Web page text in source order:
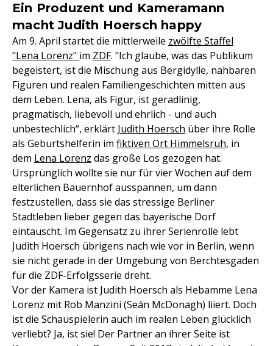
Ein Produzent und Kameramann
macht Judith Hoersch happy
Am 9. April startet die mittlerweile zwölfte Staffel
"Lena Lorenz" im ZDF. "Ich glaube, was das Publikum
begeistert, ist die Mischung aus Bergidylle, nahbaren
Figuren und realen Familiengeschichten mitten aus
dem Leben. Lena, als Figur, ist geradlinig,
pragmatisch, liebevoll und ehrlich - und auch
unbestechlich“, erklärt Judith Hoersch über ihre Rolle
als Geburtshelferin im fiktiven Ort Himmelsruh, in
dem Lena Lorenz das große Los gezogen hat.
Ursprünglich wollte sie nur für vier Wochen auf dem
elterlichen Bauernhof ausspannen, um dann
festzustellen, dass sie das stressige Berliner
Stadtleben lieber gegen das bayerische Dorf
eintauscht. Im Gegensatz zu ihrer Serienrolle lebt
Judith Hoersch übrigens nach wie vor in Berlin, wenn
sie nicht gerade in der Umgebung von Berchtesgaden
für die ZDF-Erfolgsserie dreht.
Vor der Kamera ist Judith Hoersch als Hebamme Lena
Lorenz mit Rob Manzini (Seán McDonagh) liiert. Doch
ist die Schauspielerin auch im realen Leben glücklich
verliebt? Ja, ist sie! Der Partner an ihrer Seite ist